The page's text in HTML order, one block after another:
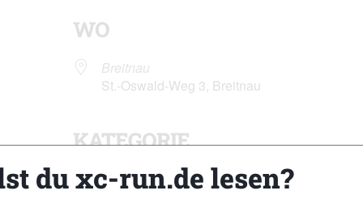
iCalendar
WO
Breitnau
St.-Oswald-Weg 3, Breitnau
KATEGORIE
Trailevents
du xc-run.de lesen?